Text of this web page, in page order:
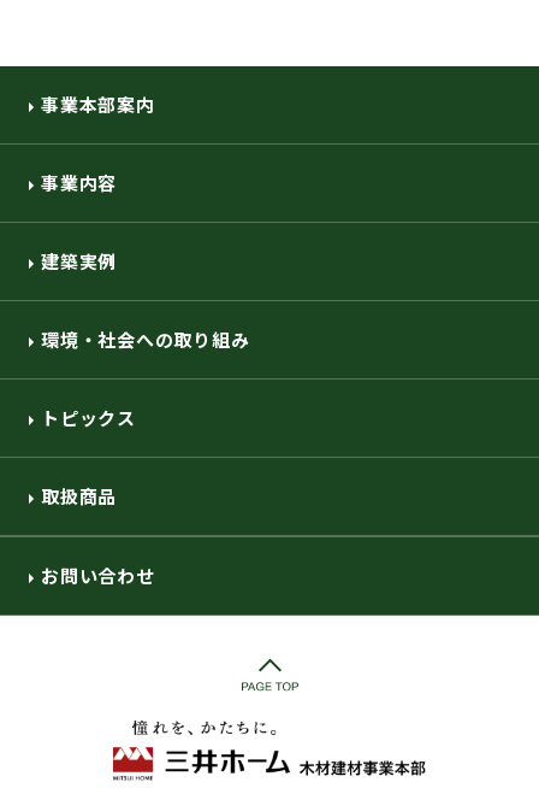
事業本部案内
事業内容
建築実例
環境・社会への取り組み
トピックス
取扱商品
お問い合わせ